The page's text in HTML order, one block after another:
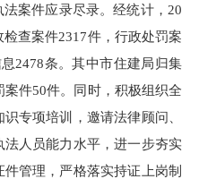
案件应录尽录。经统计，20
查案件2317件，行政处罚案
2478条。其中市住建局归集
件50件。同时，积极组织全
专项培训，邀请法律顾问、
人员能力水平，进一步夯实
管理，严格落实持证上岗制